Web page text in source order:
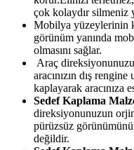
çok kolaydır silmeniz
Mobilya yüzeylerinin
görünüm yanında
olmasını sağlar.
Araç
aracınızın dış
kaplayarak aracınıza
Sedef Kaplama
direksiyonunuzun
pürüzsüz
değildir.